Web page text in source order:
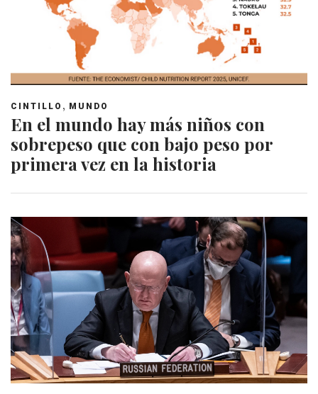
CINTILLO , MUNDO
En el mundo hay más niños con
sobrepeso que con bajo peso por
primera vez en la historia